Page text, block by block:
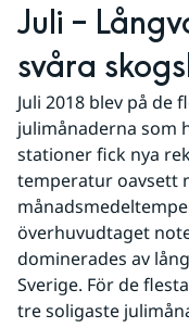
Juli –
svåra
Juli 2018 blev på de
julimånaderna som
stationer fick nya
temperatur oavsett
överhuvudtaget
dominerades av
Sverige. För de
tre soligaste